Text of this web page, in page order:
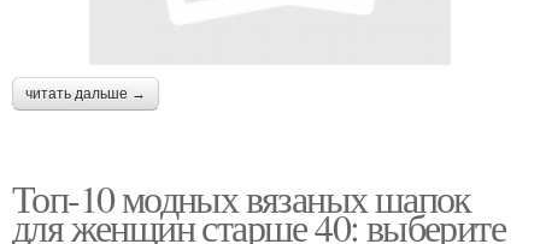
читать дальше →
Топ-10 модных вязаных шапок
для женщин старше 40: выберите